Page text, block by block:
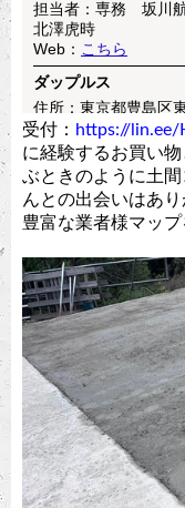
受付： https://lin.ee/
に経験するお買い
ぶときのように土
んとの出会いはあり
豊富な業者様マッ